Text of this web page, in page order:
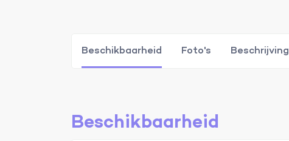
Beschikbaarheid Foto's Beschrijving
Beschikbaarheid